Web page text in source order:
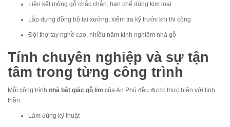
Liên kết mộng gỗ chắc chắn, hạn chế dùng kim loại
Lắp dựng đồng bộ tại xưởng, kiểm tra kỹ trước khi thi công
Đội thợ tay nghề cao, nhiều năm kinh nghiệm nhà gỗ
Tính chuyên nghiệp và sự tận
tâm trong từng công trình
Mỗi công trình nhà bát giác gỗ lim của An Phú đều được thực hiện với tinh
thần:
Làm đúng kỹ thuật